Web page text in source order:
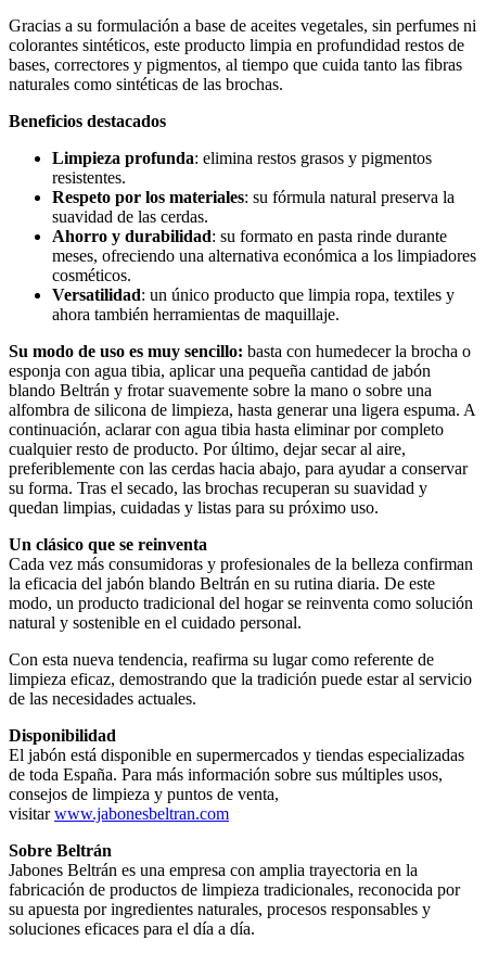
Gracias a su formulación a base de aceites vegetales, sin perfumes ni
colorantes sintéticos, este producto limpia en profundidad restos de
bases, correctores y pigmentos, al tiempo que cuida tanto las fibras
naturales como sintéticas de las brochas.
Beneficios destacados
Limpieza profunda: elimina restos grasos y pigmentos
resistentes.
Respeto por los materiales: su fórmula natural preserva la
suavidad de las cerdas.
Ahorro y durabilidad: su formato en pasta rinde durante
meses, ofreciendo una alternativa económica a los limpiadores
cosméticos.
Versatilidad: un único producto que limpia ropa, textiles y
ahora también herramientas de maquillaje.
Su modo de uso es muy sencillo: basta con humedecer la brocha o
esponja con agua tibia, aplicar una pequeña cantidad de jabón
blando Beltrán y frotar suavemente sobre la mano o sobre una
alfombra de silicona de limpieza, hasta generar una ligera espuma. A
continuación, aclarar con agua tibia hasta eliminar por completo
cualquier resto de producto. Por último, dejar secar al aire,
preferiblemente con las cerdas hacia abajo, para ayudar a conservar
su forma. Tras el secado, las brochas recuperan su suavidad y
quedan limpias, cuidadas y listas para su próximo uso.
Un clásico que se reinventa
Cada vez más consumidoras y profesionales de la belleza confirman
la eficacia del jabón blando Beltrán en su rutina diaria. De este
modo, un producto tradicional del hogar se reinventa como solución
natural y sostenible en el cuidado personal.
Con esta nueva tendencia, reafirma su lugar como referente de
limpieza eficaz, demostrando que la tradición puede estar al servicio
de las necesidades actuales.
Disponibilidad
El jabón está disponible en supermercados y tiendas especializadas
de toda España. Para más información sobre sus múltiples usos,
consejos de limpieza y puntos de venta,
visitarwww.jabonesbeltran.com
Sobre Beltrán
Jabones Beltrán es una empresa con amplia trayectoria en la
fabricación de productos de limpieza tradicionales, reconocida por
su apuesta por ingredientes naturales, procesos responsables y
soluciones eficaces para el día a día.